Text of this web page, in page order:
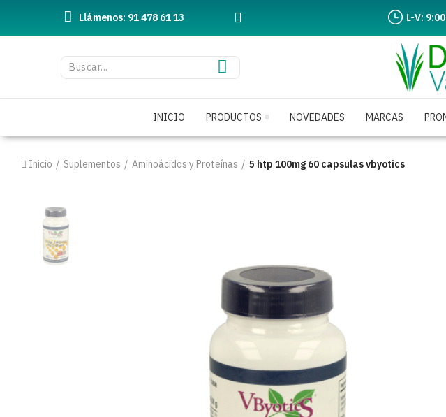
Llámenos: 91 478 61 13 L-V:
INICIO PRODUCTOS NOVEDADES MARCAS
Inicio Suplementos Aminoácidos y Proteínas 5 htp 100mg 60 capsulas vbyotics